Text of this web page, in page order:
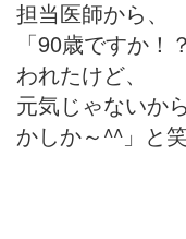
担当医師から、
「90歳ですか
われたけど、
元気じゃないか
かしか～^^」と